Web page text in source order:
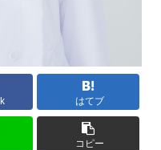
はてブ
コピー